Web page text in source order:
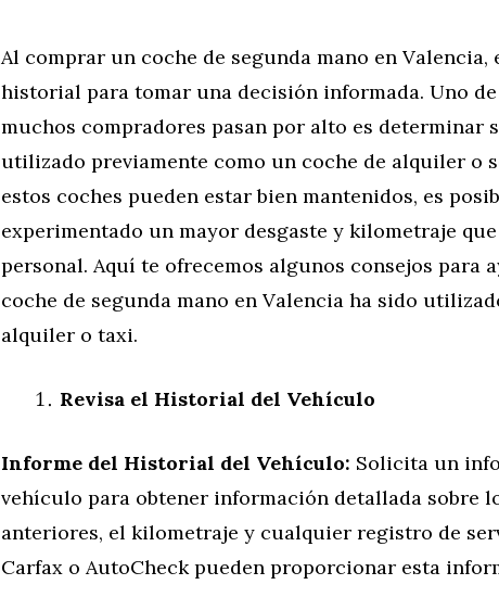
Al comprar un coche de segunda mano en
historial para tomar una decisión informada. Uno
muchos compradores pasan por alto es determinar
utilizado previamente como un coche de alquiler o
estos coches pueden estar bien mantenidos, es
experimentado un mayor desgaste y kilometraje
personal. Aquí te ofrecemos algunos consejos para
coche de segunda mano en Valencia ha sido
alquiler o taxi.
Revisa el Historial del Vehículo
Informe del Historial del Vehículo: Solicita un
vehículo para obtener información detallada sobre
anteriores, el kilometraje y cualquier registro de
Carfax o AutoCheck pueden proporcionar esta